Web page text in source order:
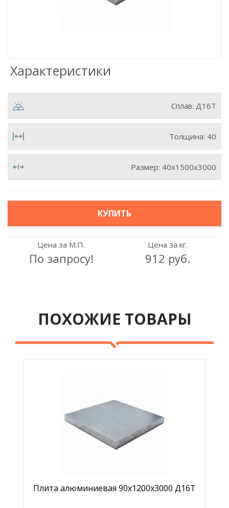
Характеристики
Сплав: Д16Т
Толщина: 40
Размер: 40х1500х3000
КУПИТЬ
Цена за М.П.
По запросу!
Цена за кг.
912 руб.
ПОХОЖИЕ ТОВАРЫ
Плита алюминиевая 90х1200х3000 Д16Т